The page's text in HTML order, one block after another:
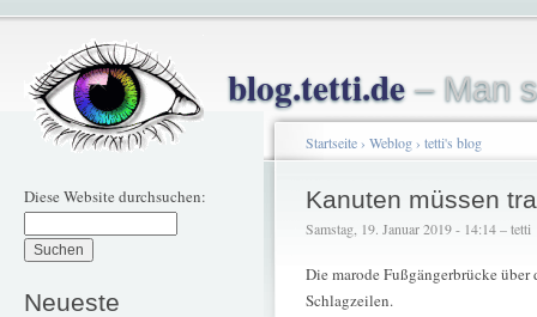
blog.tetti.de– Man
Diese Website durchsuchen:
Neueste
Startseite› Weblog› tetti's blog
Kanuten müssen
Samstag, 19. Januar 2019 - 14:14 – tetti
Die marode Fußgängerbrücke
Schlagzeilen.